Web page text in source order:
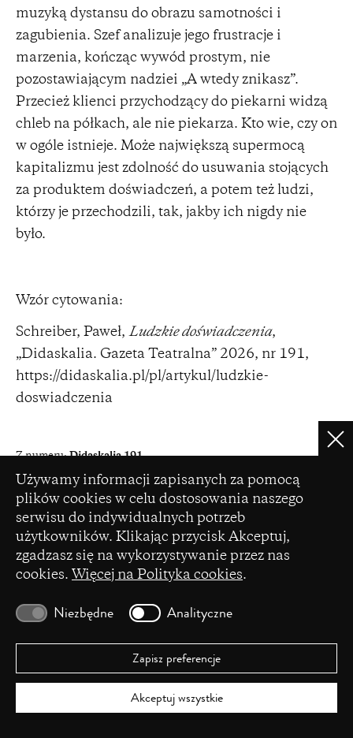
Ustawienia plików cookie
Używamy informacji zapisanych za pomocą
plików cookies w celu dostosowania naszego
serwisu do indywidualnych potrzeb
użytkowników. Klikając przycisk Akceptuj,
zgadzasz się na wykorzystywanie przez nas
cookies. Więcej na Polityka cookies.
Niezbędne Analityczne
Zapisz preferencje
Akceptuj wszystkie
muzyką dystansu do obrazu samotności i
zagubienia. Szef analizuje jego frustracje i
marzenia, kończąc wywód prostym, nie
pozostawiającym nadziei „A wtedy znikasz”.
Przecież klienci przychodzący do piekarni widzą
chleb na półkach, ale nie piekarza. Kto wie, czy on
w ogóle istnieje. Może największą supermocą
kapitalizmu jest zdolność do usuwania stojących
za produktem doświadczeń, a potem też ludzi,
którzy je przechodzili, tak, jakby ich nigdy nie
było.
Wzór cytowania:
Schreiber, Paweł, Ludzkie doświadczenia,
„Didaskalia. Gazeta Teatralna” 2026, nr 191,
https://didaskalia.pl/pl/artykul/ludzkie-
doswiadczenia
Z numeru: Didaskalia 191
Data wydania: luty 2026
Pobierz artykuł PDF
Uniwersytetu Kazimierza Wielkiego w
Bydgoszczy, specjalista w zakresie współczesnego
dramatu brytyjskiego. Badacz i krytyk gier wideo,